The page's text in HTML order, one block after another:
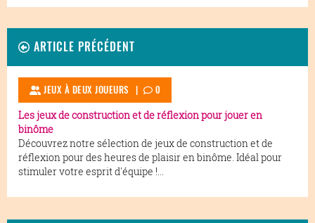
ARTICLE PRÉCÉDENT
JEUX À DEUX JOUEURS | 0
Les jeux de construction et de réflexion pour jouer en
binôme
Découvrez notre sélection de jeux de construction et de
réflexion pour des heures de plaisir en binôme. Idéal pour
stimuler votre esprit d'équipe !...